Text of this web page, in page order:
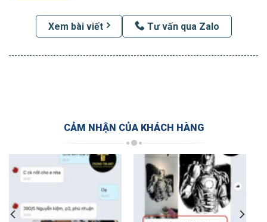
Xem bài viết Tư vấn qua Zalo
CẢM NHẬN CỦA KHÁCH HÀNG